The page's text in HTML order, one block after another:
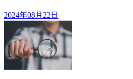
2024年08月22日